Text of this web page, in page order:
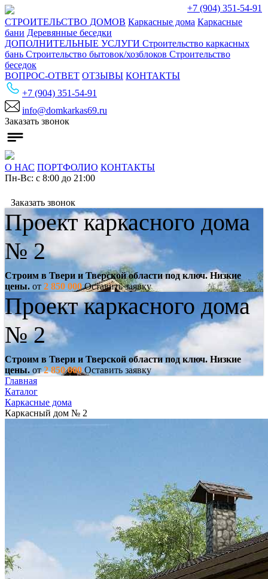
СТРОИТЕЛЬСТВО ДОМОВ Каркасные дома Каркасные
бани Деревянные беседки
ДОПОЛНИТЕЛЬНЫЕ УСЛУГИ Строительство каркасных
бань Строительство бытовок/хозблоков Строительство
беседок
ВОПРОС-ОТВЕТ ОТЗЫВЫ КОНТАКТЫ
+7 (904) 351-54-91
info@domkarkas69.ru
Заказать звонок
О НАС ПОРТФОЛИО КОНТАКТЫ
Пн-Вс: с 8:00 до 21:00
+7 (904) 351-54-91
Заказать звонок
Проект каркасного дома
№ 2
Строим в Твери и Тверской области под ключ. Низкие
цены. от 2 850 000Оставить заявку
Проект каркасного дома
№ 2
Строим в Твери и Тверской области под ключ. Низкие
цены. от2 850 000Оставить заявку
Главная
Каталог
Каркасные дома
Каркасный дом № 2